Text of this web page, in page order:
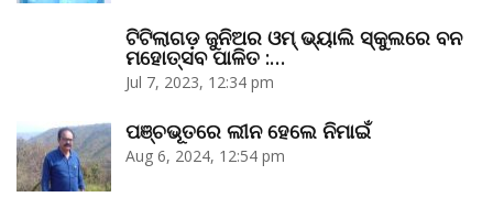
ଟିଟିଲାଗଡ଼ ଜୁନିଅର ଓମ୍‌ ଭ୍ୟାଲି ସ୍କୁଲରେ ବନ
ମହୋତ୍ସବ ପାଳିତ :…
Jul 7, 2023, 12:34 pm
ପଞ୍ଚଭୂତରେ ଲୀନ ହେଲେ ନିମାଇଁ
Aug 6, 2024, 12:54 pm